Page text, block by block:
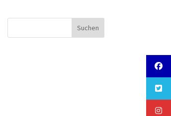
Suchen